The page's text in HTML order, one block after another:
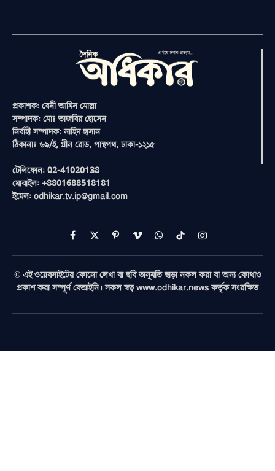
প্রকাশক: বেনী আমিন মোল্লা
সম্পাদক: মোঃ তাজবির হোসেন
নির্বাহী সম্পাদক: নাহিদ হাসান
ঠিকানাঃ ৬৯/ই, গ্রীন রোড, পান্থপথ, ঢাকা-১২১৫
টেলিফোন: 02-41020138
মোবাইল: +8801688518181
ইমেল: odhikar.tv.ip@gmail.com
Facebook
X
(Twitter)
PinterestVimeoWhatsAppTikTokInstagram
© এই ওয়েবসাইটের কোনো লেখা বা ছবি অনুমতি ছাড়া নকল করা বা অন্য কোথাও
প্রকাশ করা সম্পূর্ণ বেআইনি। সকল স্বত্ব www.odhikar.news কর্তৃক সংরক্ষিত